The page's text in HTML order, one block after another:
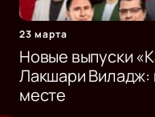
23 марта
Новые выпуски
Лакшари Виладж:
месте